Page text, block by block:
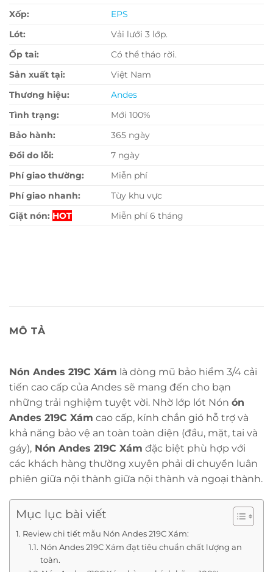
Xốp:
EPS
Lót:
Vải lưới 3 lớp.
Ốp tai:
Có thể tháo rời.
Sản xuất tại:
Việt Nam
Thương hiệu:
Andes
Tình trạng:
Mới 100%
Bảo hành:
365 ngày
Đổi do lỗi:
7 ngày
Phí giao thường:
Miễn phí
Phí giao nhanh:
Tùy khu vực
Giặt nón: HOT Miễn phí 6 tháng
MÔ TẢ
Nón Andes 219C Xám là dòng mũ bảo hiểm 3/4 cải
tiến cao cấp của Andes sẽ mang đến cho bạn
những trải nghiệm tuyệt vời. Nhờ lớp lót Nón ón
Andes 219C Xám cao cấp, kính chắn gió hỗ trợ và
khả năng bảo vệ an toàn toàn diện (đầu, mặt, tai và
gáy), Nón Andes 219C Xám đặc biệt phù hợp với
các khách hàng thường xuyên phải di chuyển luân
phiên giữa nội thành giữa nội thành và ngoại thành.
Mục lục bài viết
Review chi tiết mẫu Nón Andes 219C Xám:
Nón Andes 219C Xám đạt tiêu chuẩn chất lượng an
toàn.